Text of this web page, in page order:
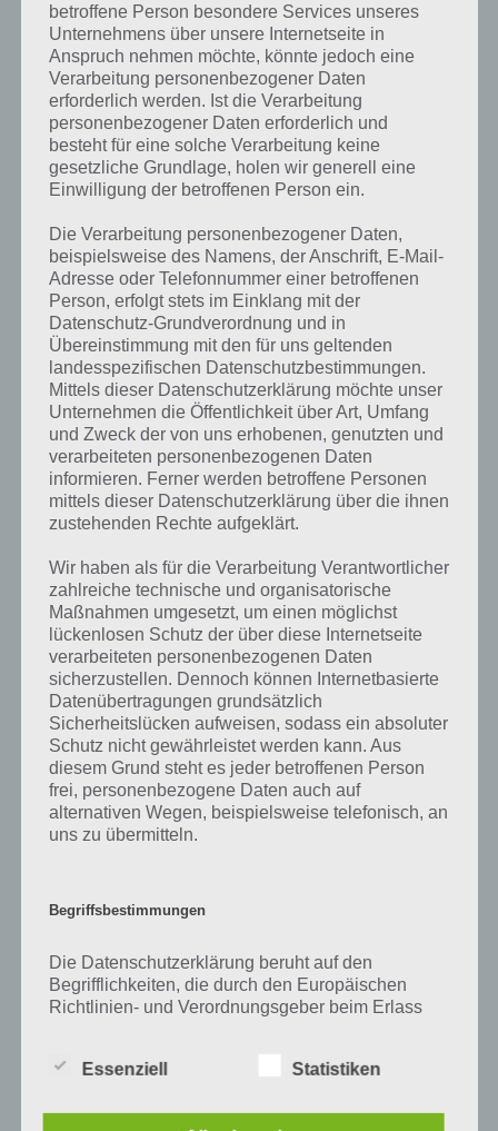
Kurze Begriffserklärung zur Lösung USA
USA ist die Lösung für das tägliche Rätsel am 19.9.2021 in 4 Bilder 1
Wort, doch welche Bedeutung hat dieses eigentlich und was gibt es
dazu zu wissen? Passt das Wort auch zu Auf zu den Sternen? Zu
kurze Begriffserklärung!
Zu USA haben wir zunächst keine weiteren Informationen parat!
Auf WhatsApp teilen Teilen auf Facebook
Tweet auf Twitter
betroffene Person besondere Services unseres
Unternehmens über unsere Internetseite in
Anspruch nehmen möchte, könnte jedoch eine
Verarbeitung personenbezogener Daten
erforderlich werden. Ist die Verarbeitung
personenbezogener Daten erforderlich und
besteht für eine solche Verarbeitung keine
gesetzliche Grundlage, holen wir generell eine
Einwilligung der betroffenen Person ein.
Die Verarbeitung personenbezogener Daten,
beispielsweise des Namens, der Anschrift, E-Mail-
Adresse oder Telefonnummer einer betroffenen
Person, erfolgt stets im Einklang mit der
Datenschutz-Grundverordnung und in
Übereinstimmung mit den für uns geltenden
landesspezifischen Datenschutzbestimmungen.
Mittels dieser Datenschutzerklärung möchte unser
Unternehmen die Öffentlichkeit über Art, Umfang
und Zweck der von uns erhobenen, genutzten und
verarbeiteten personenbezogenen Daten
informieren. Ferner werden betroffene Personen
mittels dieser Datenschutzerklärung über die ihnen
zustehenden Rechte aufgeklärt.
Wir haben als für die Verarbeitung Verantwortlicher
zahlreiche technische und organisatorische
Maßnahmen umgesetzt, um einen möglichst
lückenlosen Schutz der über diese Internetseite
verarbeiteten personenbezogenen Daten
sicherzustellen. Dennoch können Internetbasierte
Datenübertragungen grundsätzlich
Sicherheitslücken aufweisen, sodass ein absoluter
Schutz nicht gewährleistet werden kann. Aus
diesem Grund steht es jeder betroffenen Person
frei, personenbezogene Daten auch auf
alternativen Wegen, beispielsweise telefonisch, an
uns zu übermitteln.
Begriffsbestimmungen
Die Datenschutzerklärung beruht auf den
Begrifflichkeiten, die durch den Europäischen
Richtlinien- und Verordnungsgeber beim Erlass
soll sowohl für die Öffentlichkeit als auch für
lesbar und verständlich sein. Um dies zu
Essenziell Statistiken